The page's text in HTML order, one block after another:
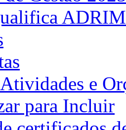
e
para Incluir